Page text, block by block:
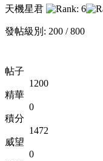
天機星君
發帖級別: 200 / 800
帖子
1200
精華
0
積分
1472
威望
0